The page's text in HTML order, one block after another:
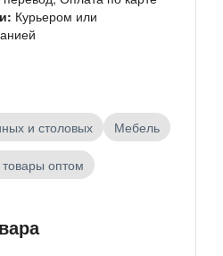
Курьером или
и столовых Мебель
оптом